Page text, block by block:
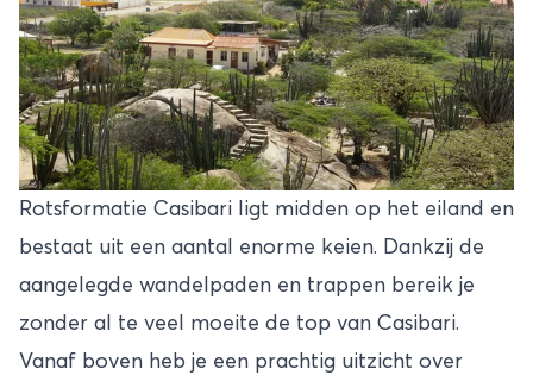
Rotsformatie Casibari ligt midden op het eiland en
bestaat uit een aantal enorme keien. Dankzij de
aangelegde wandelpaden en trappen bereik je
zonder al te veel moeite de top van Casibari.
Vanaf boven heb je een prachtig uitzicht over